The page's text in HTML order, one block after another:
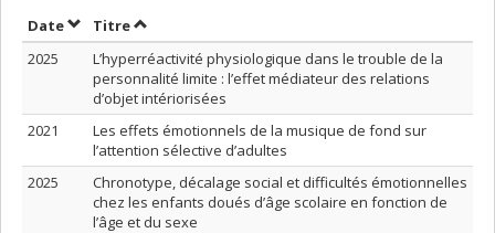
DateTrier par date en ordre décroissant
TitreTrier par titre en ordre décroissant
2025
L’hyperréactivité physiologique dans le trouble de la
personnalité limite : l’effet médiateur des relations
d’objet intériorisées
2021
Les effets émotionnels de la musique de fond sur
l’attention sélective d’adultes
2025
Chronotype, décalage social et difficultés émotionnelles
chez les enfants doués d’âge scolaire en fonction de
l’âge et du sexe